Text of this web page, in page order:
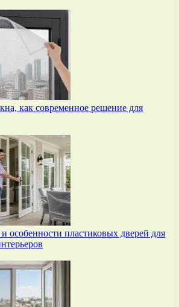
как современное решение для
особенности пластиковых дверей для